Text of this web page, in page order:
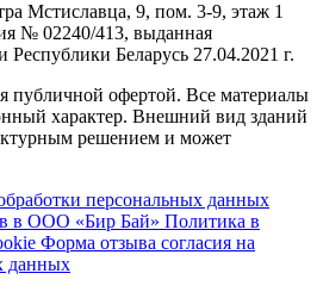
Мстиславца, 9, пом. 3-9, этаж 1
№ 02240/413, выданная
Беларусь 27.04.2021 г.
публичной офертой. Все материалы
характер. Внешний вид зданий
решением и может
персональных данных
в ООО «Бир Бай» Политика в
Форма отзыва согласия на
данных